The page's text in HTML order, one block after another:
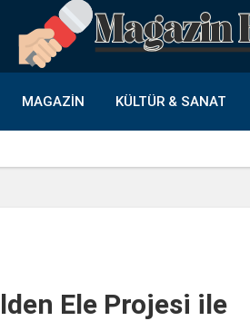
MAGAZIN KÜLTÜR & SANAT
Ele Projesi ile